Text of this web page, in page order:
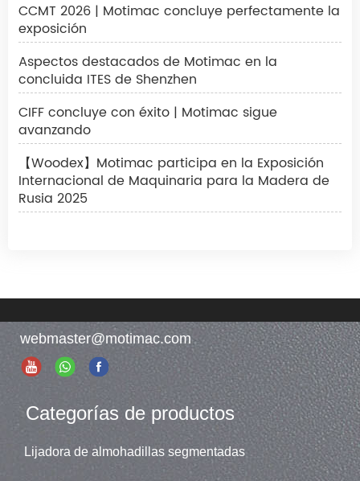
CCMT 2026 | Motimac concluye perfectamente la
exposición
Aspectos destacados de Motimac en la
concluida ITES de Shenzhen
CIFF concluye con éxito | Motimac sigue
avanzando
【Woodex】Motimac participa en la Exposición
Internacional de Maquinaria para la Madera de
Rusia 2025
webmaster@motimac.com
Categorías de productos
Lijadora de almohadillas segmentadas